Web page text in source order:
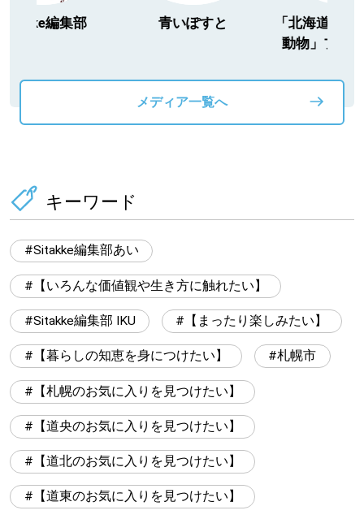
編集部 青いぽすと
「北海道３大
動物」プロジ
メディア一覧へ
キーワード
Sitakke編集部あい
【いろんな価値観や生き方に触れたい】
Sitakke編集部 IKU 【まったり楽しみたい】
【暮らしの知恵を身につけたい】 札幌市
【札幌のお気に入りを見つけたい】
【道央のお気に入りを見つけたい】
【道北のお気に入りを見つけたい】
【道東のお気に入りを見つけたい】